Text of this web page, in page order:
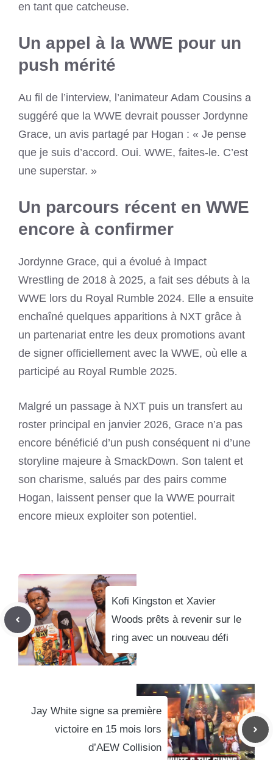
en tant que catcheuse.
Un appel à la WWE pour un
push mérité
Au fil de l’interview, l’animateur Adam Cousins a
suggéré que la WWE devrait pousser Jordynne
Grace, un avis partagé par Hogan : « Je pense
que je suis d’accord. Oui. WWE, faites-le. C’est
une superstar. »
Un parcours récent en WWE
encore à confirmer
Jordynne Grace, qui a évolué à Impact
Wrestling de 2018 à 2025, a fait ses débuts à la
WWE lors du Royal Rumble 2024. Elle a ensuite
enchaîné quelques apparitions à NXT grâce à
un partenariat entre les deux promotions avant
de signer officiellement avec la WWE, où elle a
participé au Royal Rumble 2025.
Malgré un passage à NXT puis un transfert au
roster principal en janvier 2026, Grace n’a pas
encore bénéficié d’un push conséquent ni d’une
storyline majeure à SmackDown. Son talent et
son charisme, salués par des pairs comme
Hogan, laissent penser que la WWE pourrait
encore mieux exploiter son potentiel.
Kofi Kingston et Xavier
Woods prêts à revenir sur le
ring avec un nouveau défi
Jay White signe sa première
victoire en 15 mois lors
d’AEW Collision